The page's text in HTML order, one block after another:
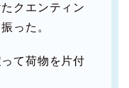
クエンティン
った。
て荷物を片付